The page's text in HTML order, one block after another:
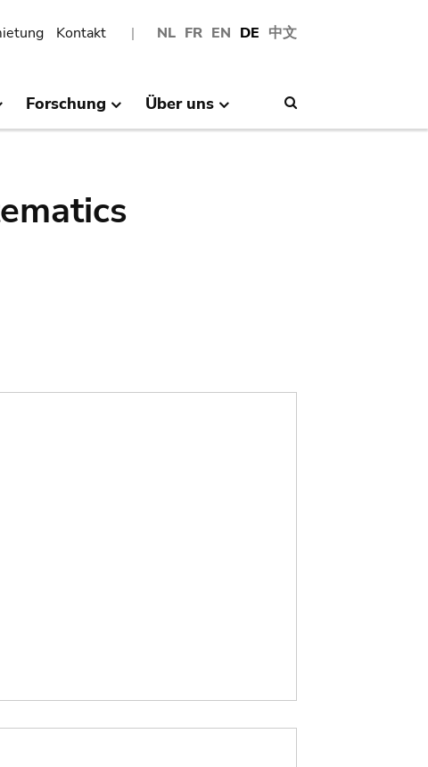
NL FR EN DE 中文
Kontakt
Forschung Über uns